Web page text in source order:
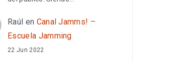
Raúl en Canal Jamms! –
Escuela Jamming
22 Jun 2022